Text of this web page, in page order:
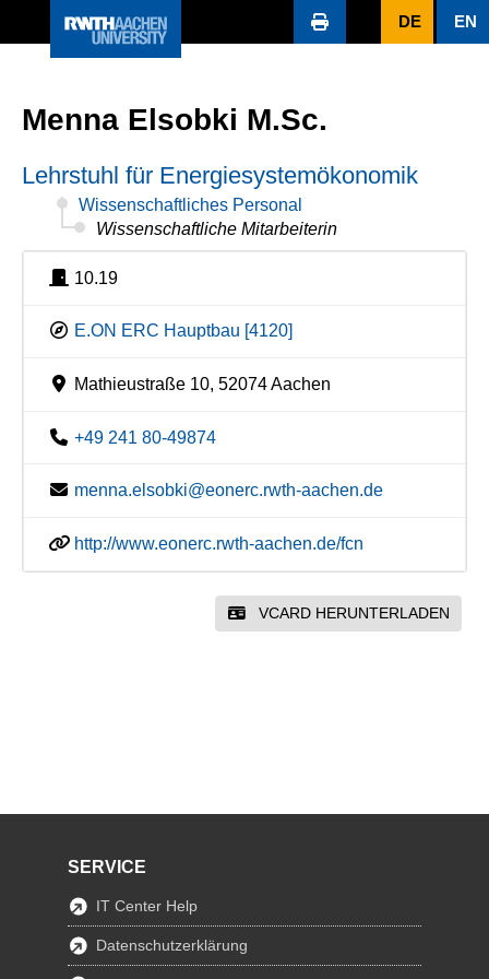
DE EN
Menna Elsobki M.Sc.
Lehrstuhl für Energiesystemökonomik
Wissenschaftliches Personal
Wissenschaftliche Mitarbeiterin
10.19
E.ON ERC Hauptbau [4120]
Mathieustraße 10, 52074 Aachen
+49 241 80-49874
menna.elsobki@eonerc.rwth-aachen.de
http://www.eonerc.rwth-aachen.de/fcn
VCARD HERUNTERLADEN
SERVICE
IT Center Help
Datenschutzerklärung